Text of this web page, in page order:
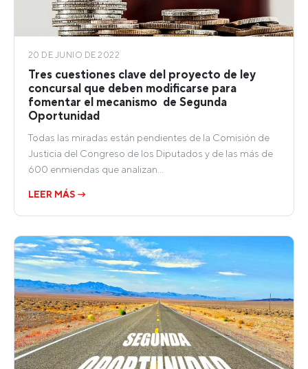
20 DE JUNIO DE 2022
Tres cuestiones clave del proyecto de ley
concursal que deben modificarse para
fomentar el mecanismo de Segunda
Oportunidad
Todas las miradas están pendientes de la Comisión de
Justicia del Congreso de los Diputados y de las más de
600 enmiendas que analizan…
LEER MÁS →